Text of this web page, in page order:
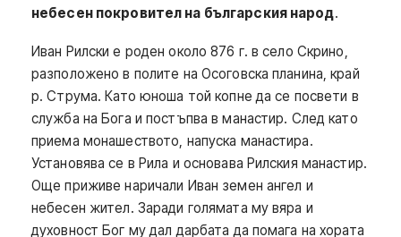
небесен покровител на българския народ.
Иван Рилски е роден около 876 г. в село Скрино,
разположено в полите на Осоговска планина, край
р. Струма. Като юноша той копне да се посвети в
служба на Бога и постъпва в манастир. След като
приема монашеството, напуска манастира.
Установява се в Рила и основава Рилския манастир.
Още приживе наричали Иван земен ангел и
небесен жител. Заради голямата му вяра и
духовност Бог му дал дарбата да помага на хората